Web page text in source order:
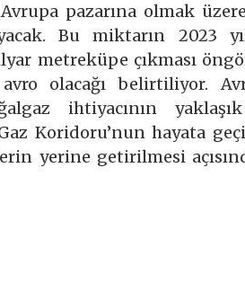
pazarına olmak
Bu miktarın 2023
metreküpe çıkması
olacağı belirtiliyor.
ihtiyacının
Koridoru’nun hayata
yerine getirilmesi